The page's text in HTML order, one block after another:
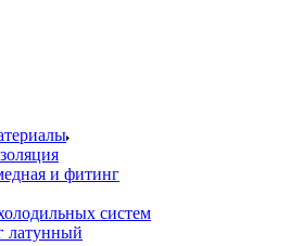
и фитинг
систем
латунный